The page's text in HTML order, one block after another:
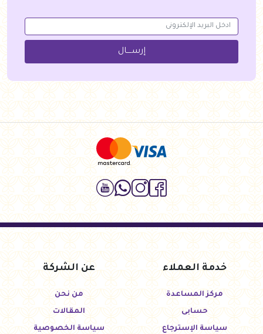
إرســــال
خدمة العملاء
مركز المساعدة
حسابى
سياسة الإسترجاع
عن الشركة
من نحن
المقالات
سياسة الخصوصية